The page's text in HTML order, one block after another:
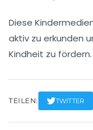
Diese
aktiv zu erkunden
Kindheit zu fördern.
TEILEN: TWITTER